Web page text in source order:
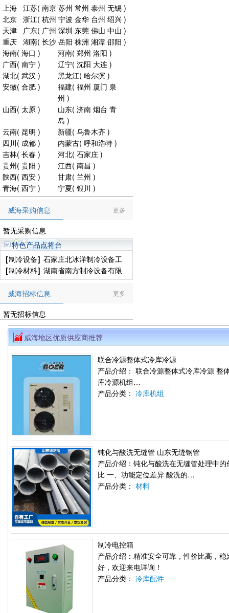
上海 江苏( 南京 苏州 常州 泰州 无锡 )
北京 浙江( 杭州 宁波 金华 台州 绍兴 )
天津
广东( 广州 深圳 东莞 佛山 中山 )
重庆 湖南( 长沙 岳阳 株洲 湘潭 邵阳 )
海南( 海口 ) 河南( 郑州 洛阳 )
广西( 南宁 ) 辽宁( 沈阳 大连 )
湖北( 武汉 ) 黑龙江( 哈尔滨 )
安徽( 合肥 ) 福建( 福州 厦门 泉
州 )
山西( 太原 ) 山东( 济南 烟台 青
岛 )
云南( 昆明 ) 新疆( 乌鲁木齐 )
四川( 成都 ) 内蒙古( 呼和浩特 )
吉林( 长春 ) 河北( 石家庄 )
贵州( 贵阳 ) 江西( 南昌 )
陕西( 西安 ) 甘肃( 兰州 )
青海( 西宁 ) 宁夏( 银川 )
更多
威海采购信息
暂无采购信息
特色产品点将台
[制冷设备] 石家庄北冰洋制冷设备工
程有限公司
[制冷材料] 湖南省南方制冷设备有限
公司
更多
威海招标信息
暂无招标信息
威海地区优质供应商推荐
联合冷源整体式冷库冷源
产品介绍： 联合冷源整体式冷库冷源 整
库冷源机组…
产品分类： 冷库机组
钝化与酸洗无缝管 山东无缝钢管
产品介绍：钝化与酸洗在无缝管处理中的
比 一、功能定位差异 酸洗的…
产品分类： 材料
制冷电控箱
产品介绍：精准安全可靠，性价比高，稳
好，欢迎来电详询！
产品分类： 冷库配件